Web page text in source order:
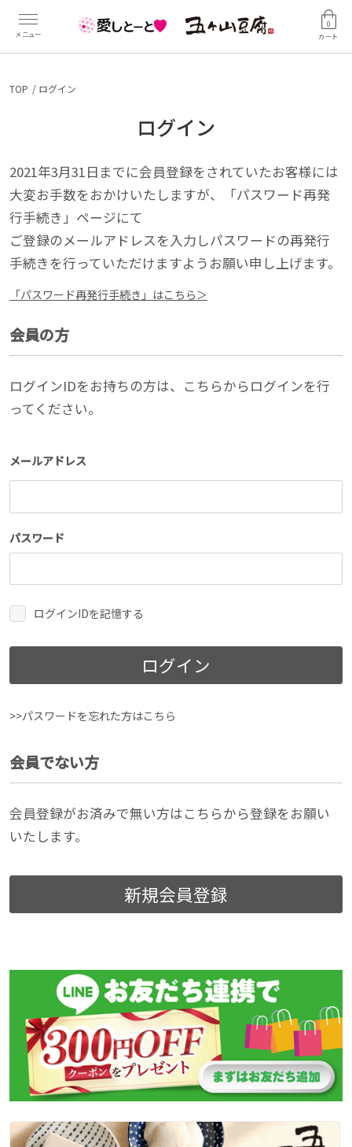
カート
0
TOP ログイン
ログイン
2021年3月31日までに会員登録をされていたお客様には
大変お手数をおかけいたしますが、「パスワード再発
行手続き」ページにて
ご登録のメールアドレスを入力しパスワードの再発行
手続きを行っていただけますようお願い申し上げます。
「パスワード再発行手続き」はこちら＞
会員の方
ログインIDをお持ちの方は、こちらからログインを行
ってください。
メールアドレス
パスワード
ログインIDを記憶する
ログイン
>>パスワードを忘れた方はこちら
会員でない方
会員登録がお済みで無い方はこちらから登録をお願い
いたします。
新規会員登録